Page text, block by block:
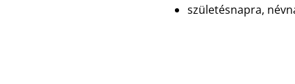
születésnapra,